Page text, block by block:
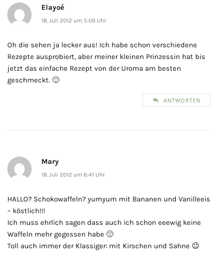
Elayoé
18. Juli 2012 um 5:09 Uhr
Oh die sehen ja lecker aus! Ich habe schon verschiedene
Rezepte ausprobiert, aber meiner kleinen Prinzessin hat bis
jetzt das einfache Rezept von der Uroma am besten
geschmeckt. 🙂
ANTWORTEN
Mary
18. Juli 2012 um 6:41 Uhr
HALLO? Schokowaffeln? yumyum mit Bananen und Vanilleeis
– köstlich!!!
Ich muss ehrlich sagen dass auch ich schon eeewig keine
Waffeln mehr gegessen habe 🙁
Toll auch immer der Klassiger: mit Kirschen und Sahne 😉